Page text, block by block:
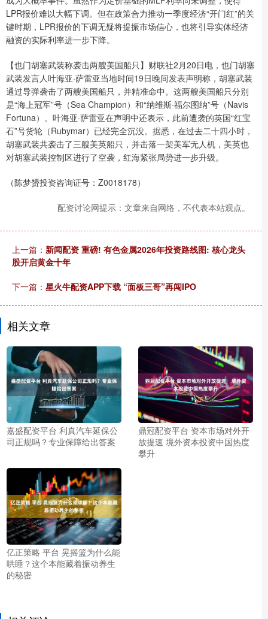
LPR报价难以大幅下调。但在政策合力推动一季度经济“开门红”的关
键时期，LPR报价的下调无疑将提振市场信心，也将引导实体经济
融资的实际利率进一步下降。
【也门胡塞武装称袭击两艘美国船只】财联社2月20日电，也门胡塞
武装发言人叶海亚·萨雷亚当地时间19日晚间发表声明称，胡塞武装
通过导弹袭击了两艘美国船只，并精准命中。这两艘美国船只分别
是“海上冠军”号（Sea Champion）和“纳维斯·福尔图纳”号（Navis
Fortuna）。叶海亚·萨雷亚在声明中还表示，此前遭袭的英国“红宝
石”号货轮（Rubymar）已经完全沉没。据悉，在过去二十四小时，
胡塞武装共袭击了三艘美英船只，并击落一架美军无人机，美英也
对胡塞武装控制区进行了空袭，红海紧张局势进一步升级。
（陈梦赟投资咨询证号：Z0018178）
配资讨论网提示：文章来自网络，不代表本站观点。
上一篇： 新闻配资 重磅! 有色金属2026年投资路线图: 核心龙头
股开启黄金十年
下一篇： 星火牛配资APP下载 “面板三哥”再闯IPO
相关文章
嘉盛配资平台 利真汽车延保公
司正规吗？专业保障给出答案
鼎冠配资平台 资本市场对外开
放提速 境外资本投资中国热度
攀升
亿正策略 平台 晃摇篮为什么能
哄睡？这个本能藏着振动养生
的秘密